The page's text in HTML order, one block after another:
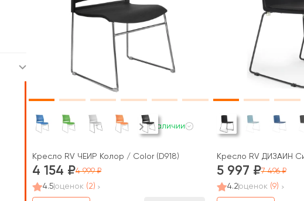
В наличии
Кресло RV ЧЕЙР Колор / Color (D918)
4 154
4 999
4.5 оценок (2)
Кресло RV ДИЗАЙН
5 997
7 496
4.2оценок (9)